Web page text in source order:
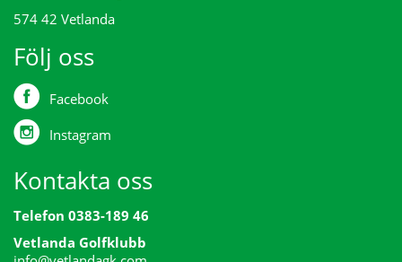
574 42 Vetlanda
Följ oss
Facebook
Instagram
Kontakta oss
Telefon 0383-189 46
Vetlanda Golfklubb